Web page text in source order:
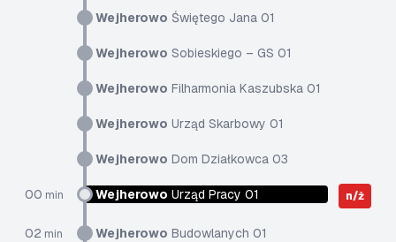
Wejherowo Świętego Jana 01
Wejherowo Sobieskiego – GS 01
Wejherowo Filharmonia Kaszubska 01
Wejherowo Urząd Skarbowy 01
Wejherowo Dom Działkowca 03
00 min Wejherowo Urząd Pracy 01 n/ż
02 min Wejherowo Budowlanych 01